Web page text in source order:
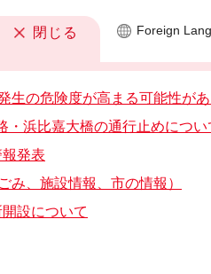
閉じる
生の危険度が高まる可能性が
・浜比嘉大橋の通行止めについ
報発表
み、施設情報、市の情報）
設について
Foreign